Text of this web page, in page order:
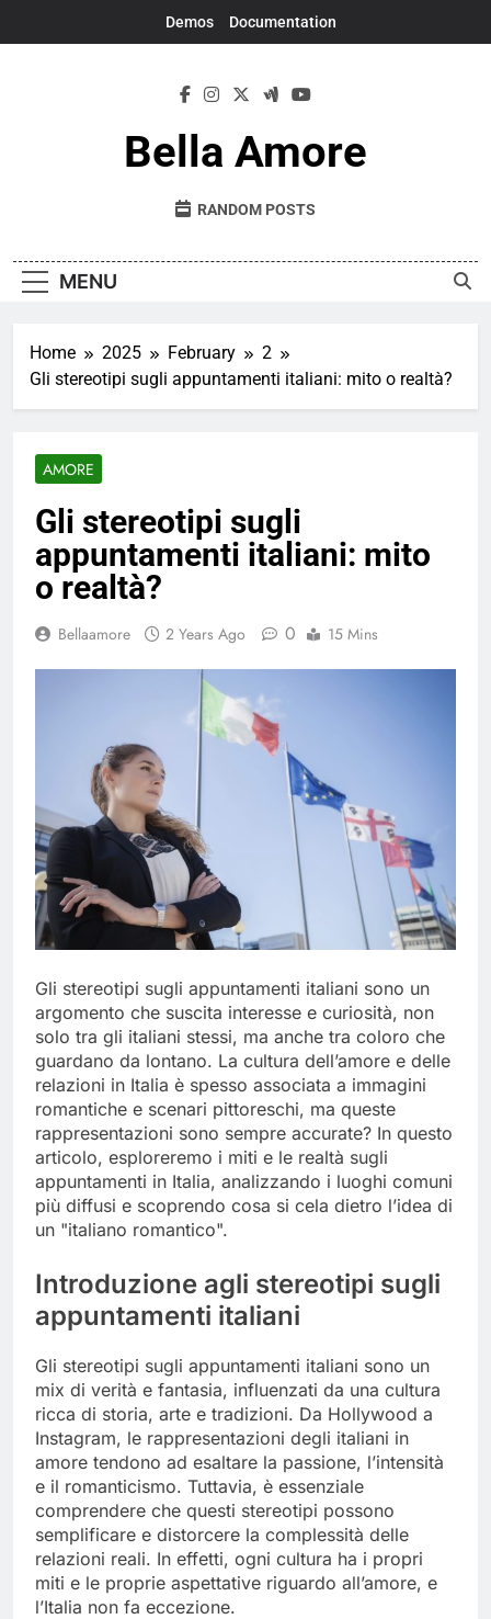
Demos Documentation
Bella Amore
RANDOM POSTS
MENU
Home 2025 February
2
Gli stereotipi sugli appuntamenti italiani: mito o realtà?
AMORE
Gli stereotipi sugli
appuntamenti italiani: mito
o realtà?
Bellaamore 2 Years Ago 0 15 Mins
Gli stereotipi sugli appuntamenti italiani sono un
argomento che suscita interesse e curiosità, non
solo tra gli italiani stessi, ma anche tra coloro che
guardano da lontano. La cultura dell’amore e delle
relazioni in Italia è spesso associata a immagini
romantiche e scenari pittoreschi, ma queste
rappresentazioni sono sempre accurate? In questo
articolo, esploreremo i miti e le realtà sugli
appuntamenti in Italia, analizzando i luoghi comuni
più diffusi e scoprendo cosa si cela dietro l’idea di
un "italiano romantico".
Introduzione agli stereotipi sugli
appuntamenti italiani
Gli stereotipi sugli appuntamenti italiani sono un
mix di verità e fantasia, influenzati da una cultura
ricca di storia, arte e tradizioni. Da Hollywood a
Instagram, le rappresentazioni degli italiani in
amore tendono ad esaltare la passione, l’intensità
e il romanticismo. Tuttavia, è essenziale
comprendere che questi stereotipi possono
semplificare e distorcere la complessità delle
relazioni reali. In effetti, ogni cultura ha i propri
miti e le proprie aspettative riguardo all’amore, e
l’Italia non fa eccezione.